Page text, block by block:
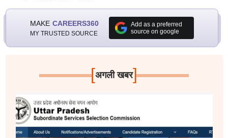
MAKE CAREERS360
MY TRUSTED SOURCE
Add as a preferred
source on google
[अगली खबर]